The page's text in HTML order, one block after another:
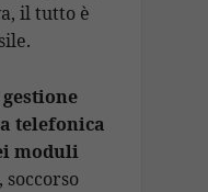
il tutto è
telefonica
moduli